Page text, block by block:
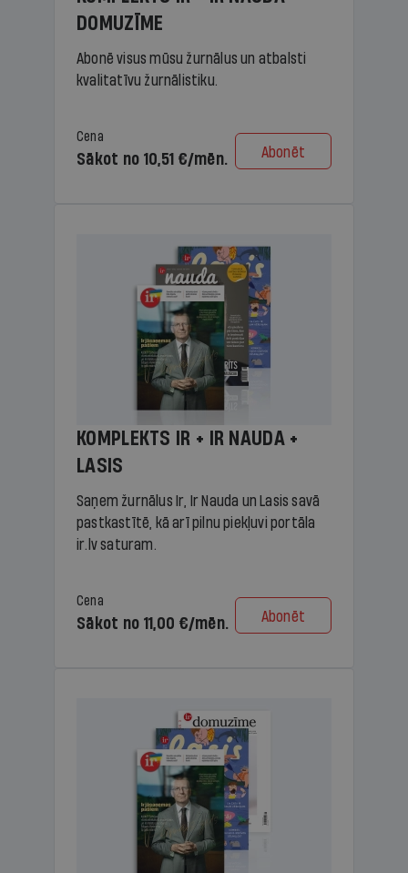
DOMUZĪME
Abonē visus mūsu žurnālus un atbalsti
kvalitatīvu žurnālistiku.
Cena
Sākot no 10,51 €/mēn. Abonēt
KOMPLEKTS IR + IR NAUDA +
LASIS
Saņem žurnālus Ir, Ir Nauda un Lasis savā
pastkastītē, kā arī pilnu piekļuvi portāla
ir.lv saturam.
Cena
Sākot no 11,00 €/mēn. Abonēt